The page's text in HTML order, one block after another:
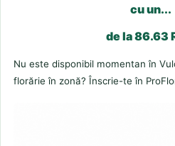
cu un...
de la 86.63
Nu este disponibil momentan în
florărie în zonă? Înscrie-te în